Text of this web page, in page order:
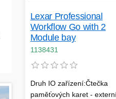
Lexar Professional
Workflow Go with 2
Module bay
1138431
Druh IO zařízení:Čtečka
paměťových karet -